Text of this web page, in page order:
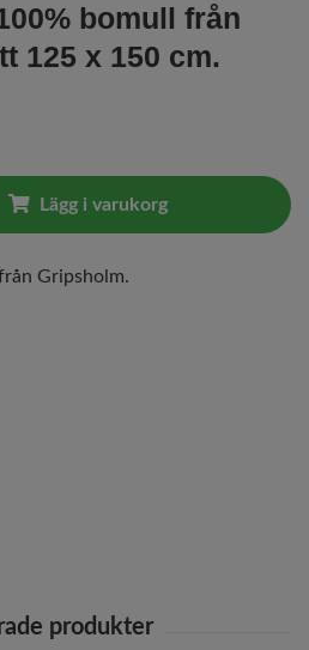
bomull från
125 x 150 cm.
Lägg i varukorg
Gripsholm.